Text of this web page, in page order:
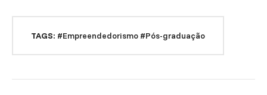
TAGS: #Empreendedorismo #Pós-graduação